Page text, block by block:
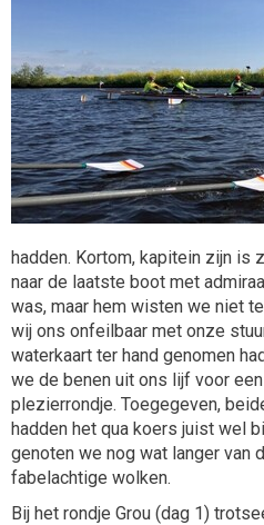
hadden. Kortom, kapitein zijn is
naar de laatste boot met
was, maar hem wisten we niet
wij ons onfeilbaar met onze
waterkaart ter hand genomen
we de benen uit ons lijf voor
plezierrondje. Toegegeven,
hadden het qua koers juist wel
genoten we nog wat langer van
fabelachtige wolken.
Bij het rondje Grou (dag 1)